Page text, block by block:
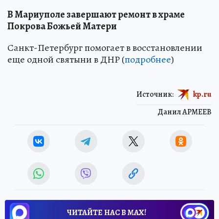
В Мариуполе завершают ремонт в храме
Покрова Божьей Матери
Санкт-Петербург помогает в восстановлении
еще одной святыни в ДНР (подробнее)
Данил АРМЕЕВ
Источник: kp.ru
ЧИТАЙТЕ НАС В МАХ!